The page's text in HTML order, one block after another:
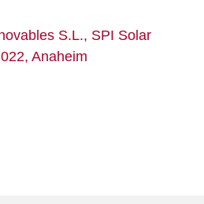
S.L., SPI Solar
Anaheim